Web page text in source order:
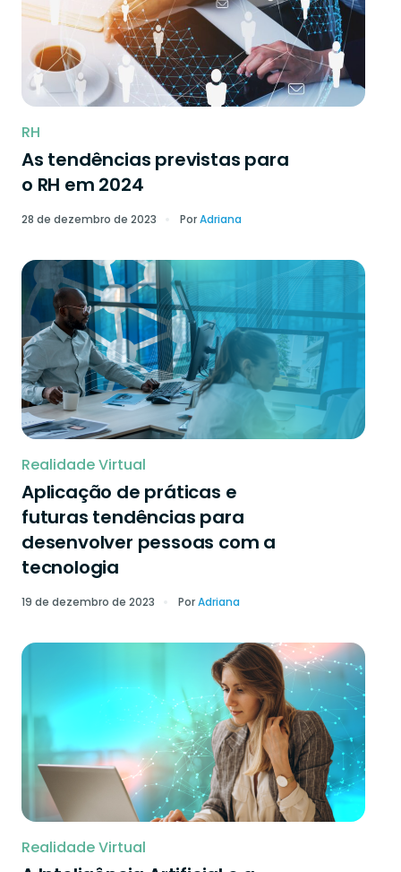
RH
As tendências previstas para
o RH em 2024
28 de dezembro de 2023 PorAdriana
Realidade Virtual
Aplicação de práticas e
futuras tendências para
desenvolver pessoas com a
tecnologia
19 de dezembro de 2023 PorAdriana
Realidade Virtual